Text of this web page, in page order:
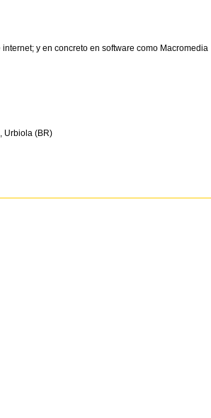
y en concreto en software como Macromedia
, Urbiola (BR)